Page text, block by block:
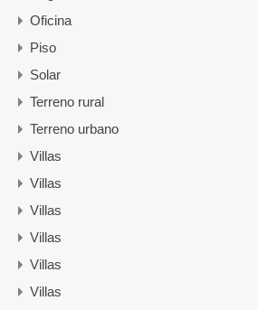
Oficina
Piso
Solar
Terreno rural
Terreno urbano
Villas
Villas
Villas
Villas
Villas
Villas